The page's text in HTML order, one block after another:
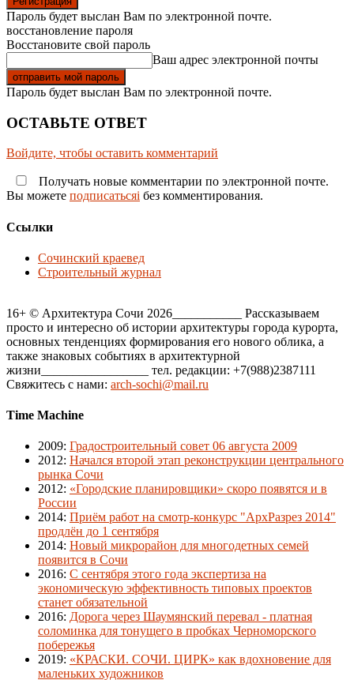
Пароль будет выслан Вам по электронной почте.
восстановление пароля
Восстановите свой пароль
Ваш адрес электронной почты
Пароль будет выслан Вам по электронной почте.
ОСТАВЬТЕ ОТВЕТ
Войдите, чтобы оставить комментарий
Получать новые комментарии по электронной почте.
Вы можете подписатьсяi без комментирования.
Ссылки
Сочинский краевед
Строительный журнал
16+ © Архитектура Сочи 2026___________ Рассказываем
просто и интересно об истории архитектуры города курорта,
основных тенденциях формирования его нового облика, а
также знаковых событиях в архитектурной
жизни_________________ тел. редакции: +7(988)2387111
Свяжитесь с нами: arch-sochi@mail.ru
Time Machine
2009: Градостроительный совет 06 августа 2009
2012: Начался второй этап реконструкции центрального
рынка Сочи
2012: «Городские планировщики» скоро появятся и в
России
2014: Приём работ на смотр-конкурс "АрхРазрез 2014"
продлён до 1 сентября
2014: Новый микрорайон для многодетных семей
появится в Сочи
2016: С сентября этого года экспертиза на
экономическую эффективность типовых проектов
станет обязательной
2016: Дорога через Шаумянский перевал - платная
соломинка для тонущего в пробках Черноморского
побережья
2019: «КРАСКИ. СОЧИ. ЦИРК» как вдохновение для
маленьких художников